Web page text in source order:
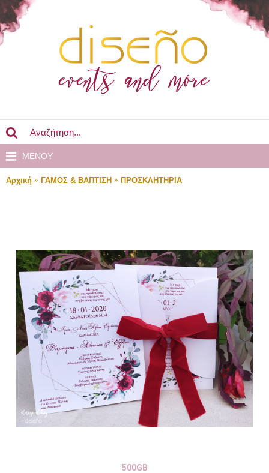
MENOY
Αρχική ΓΑΜΟΣ & ΒΑΠΤΙΣΗ ΠΡΟΣΚΛΗΤΗΡΙΑ
500GB